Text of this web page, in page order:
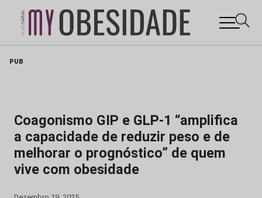
PUB
Coagonismo GIP e GLP-1 “amplifica
a capacidade de reduzir peso e de
melhorar o prognóstico” de quem
vive com obesidade